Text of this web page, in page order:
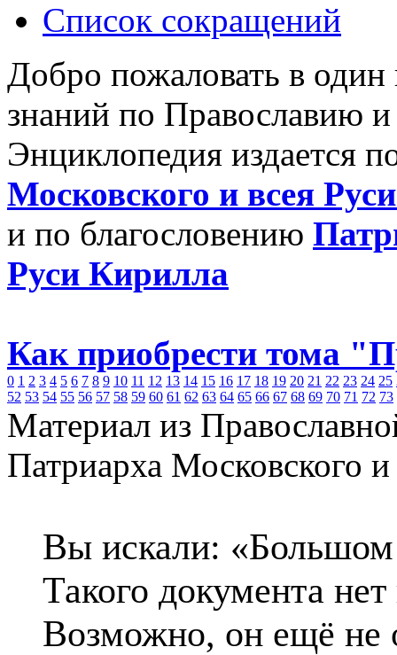
Список сокращений
Добро пожаловать в
знаний по Православию
Энциклопедия издается
Московского и всея
и по благословению
Руси Кирилла
Как приобрести тома
0 1 2 3 4 5 6 7 8 9 10 11 12 13 14 15 16 17 18 19 20 21 22 23 24 25
52 53 54 55 56 57 58 59 60 61 62 63 64 65 66 67 68 69 70 71 72 73
Материал из
Патриарха Московского
Вы искали:
Такого документа
Возможно, он ещё не